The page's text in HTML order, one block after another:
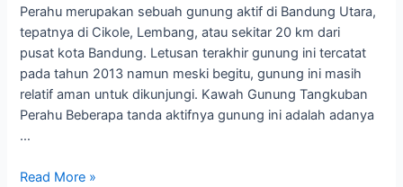
Perahu merupakan sebuah gunung aktif di Bandung Utara,
tepatnya di Cikole, Lembang, atau sekitar 20 km dari
pusat kota Bandung. Letusan terakhir gunung ini tercatat
pada tahun 2013 namun meski begitu, gunung ini masih
relatif aman untuk dikunjungi. Kawah Gunung Tangkuban
Perahu Beberapa tanda aktifnya gunung ini adalah adanya
…
Read More »